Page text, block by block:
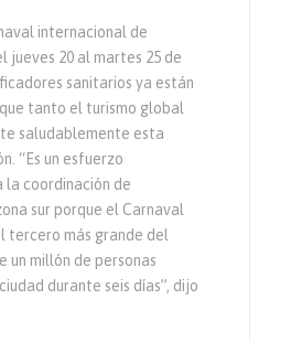
internacional de
jueves 20 al martes 25 de
sanitarios ya están
tanto el turismo global
saludablemente esta
“Es un esfuerzo
la coordinación de
sur porque el Carnaval
tercero más grande del
un millón de personas
durante seis días”, dijo